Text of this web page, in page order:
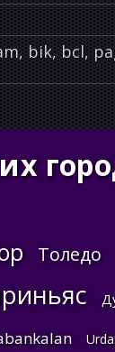
bik, bcl,
Толедо